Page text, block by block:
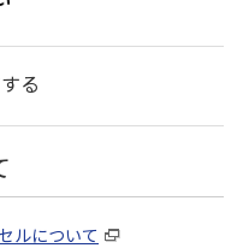
る
ルについて